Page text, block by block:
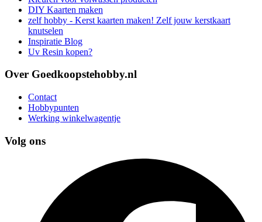
DIY Kaarten maken
zelf hobby - Kerst kaarten maken! Zelf jouw kerstkaart
knutselen
Inspiratie Blog
Uv Resin kopen?
Over Goedkoopstehobby.nl
Contact
Hobbypunten
Werking winkelwagentje
Volg ons